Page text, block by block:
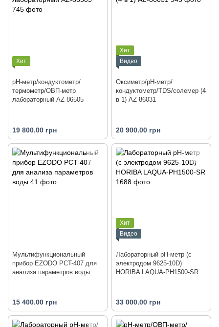
Хит
pH-метр/кондуктометр/
термометр/ОВП-метр
лабораторный AZ-86505
19 800.00 грн
Хит
Видео
Оксиметр/рН-метр/
кондуктометр/TDS/солемер (4
в 1) AZ-86031
20 900.00 грн
Мультифункциональный
прибор EZODO PCT-407 для
анализа параметров воды
15 400.00 грн
Хит
Видео
Лабораторный pH-метр (с
электродом 9625-10D)
HORIBA LAQUA-PH1500-SR
33 000.00 грн